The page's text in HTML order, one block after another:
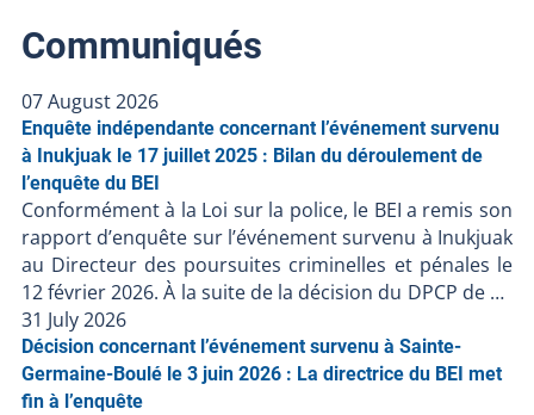
Communiqués
07 August 2026
Enquête indépendante concernant l’événement survenu
à Inukjuak le 17 juillet 2025 : Bilan du déroulement de
l’enquête du BEI
Conformément à la Loi sur la police, le BEI a remis son
rapport d’enquête sur l’événement survenu à Inukjuak
au Directeur des poursuites criminelles et pénales le
12 février 2026. À la suite de la décision du DPCP de ne
pas porter d’accusation contre les policiers impliqués,
et en l’absence de faits nouveaux, le BEI clôt le dossier
BEI-250717-001. Résumé de l’événement Le 17 juillet
2025, une personne est décédée lors d'une
31 July 2026
Décision concernant l’événement survenu à Sainte-
Germaine-Boulé le 3 juin 2026 : La directrice du BEI met
fin à l’enquête